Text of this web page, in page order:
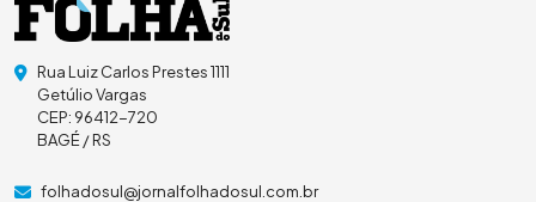
Rua Luiz Carlos Prestes 1111
Getúlio Vargas
CEP: 96412-720
BAGÉ / RS
folhadosul@jornalfolhadosul.com.br